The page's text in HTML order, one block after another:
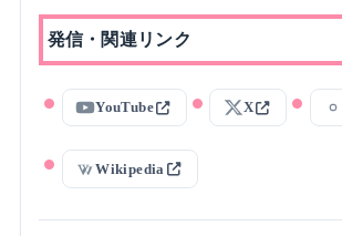
発信・関連リンク
YouTube X
Wikipedia